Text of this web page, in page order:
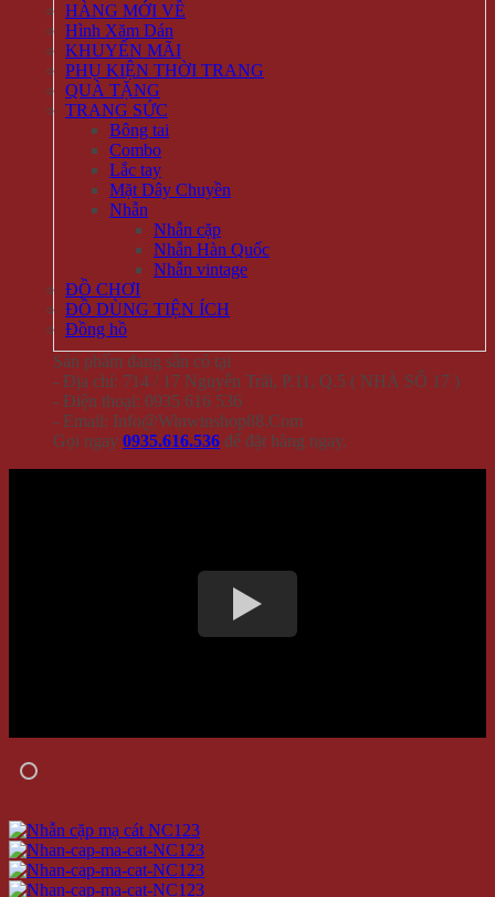
HÀNG MỚI VỀ
Hình Xăm Dán
KHUYẾN MÃI
PHỤ KIỆN THỜI TRANG
QUÀ TẶNG
TRANG SỨC
Bông tai
Combo
Lắc tay
Mặt Dây Chuyền
Nhẫn
Nhẫn cặp
Nhẫn Hàn Quốc
Nhẫn vintage
ĐỒ CHƠI
ĐỒ DÙNG TIỆN ÍCH
Đồng hồ
Sản phẩm đang sẵn có tại
- Địa chỉ: 714 / 17 Nguyễn Trãi, P.11, Q.5 ( NHÀ SỐ 17 )
- Điện thoại: 0935 616 536
- Email: Info@Winwinshop88.Com
Gọi ngay 0935.616.536 để đặt hàng ngay.